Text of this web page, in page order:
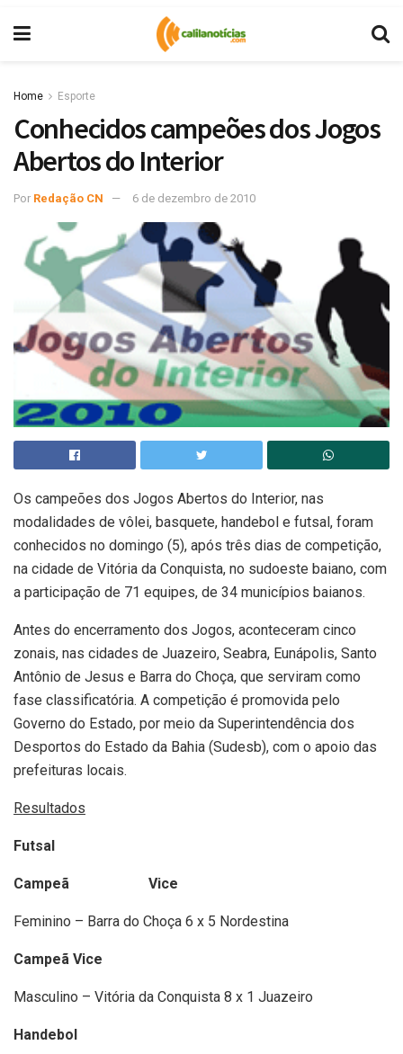
Home Esporte
Conhecidos campeões dos Jogos
Abertos do Interior
Por Redação CN 6 de dezembro de 2010
Os campeões dos Jogos Abertos do Interior, nas
modalidades de vôlei, basquete, handebol e futsal, foram
conhecidos no domingo (5), após três dias de competição,
na cidade de Vitória da Conquista, no sudoeste baiano, com
a participação de 71 equipes, de 34 municípios baianos.
Antes do encerramento dos Jogos, aconteceram cinco
zonais, nas cidades de Juazeiro, Seabra, Eunápolis, Santo
Antônio de Jesus e Barra do Choça, que serviram como
fase classificatória. A competição é promovida pelo
Governo do Estado, por meio da Superintendência dos
Desportos do Estado da Bahia (Sudesb), com o apoio das
prefeituras locais.
Resultados
Futsal
Campeã Vice
Feminino – Barra do Choça 6 x 5 Nordestina
Campeã Vice
Masculino – Vitória da Conquista 8 x 1 Juazeiro
Handebol